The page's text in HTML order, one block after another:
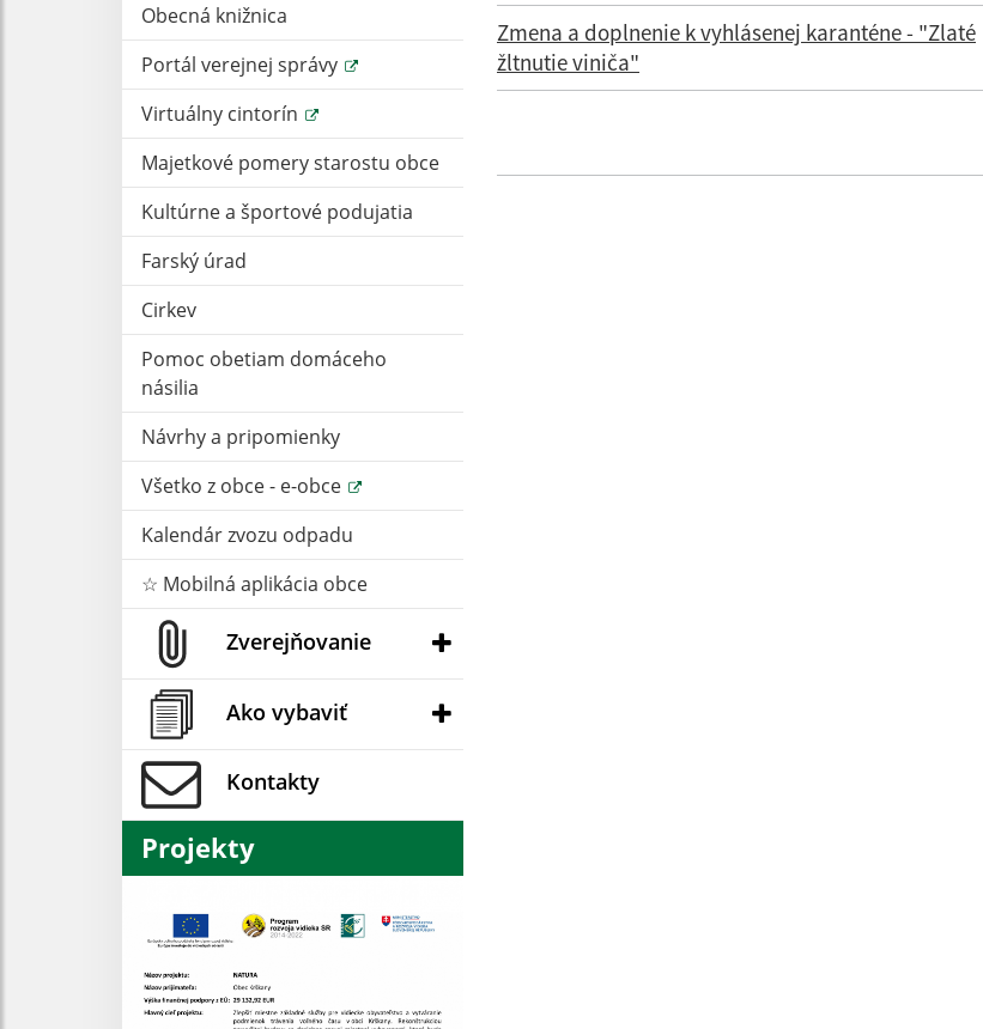
Obecná knižnica
Portál verejnej správy
Virtuálny cintorín
Majetkové pomery starostu obce
Kultúrne a športové podujatia
Farský úrad
Cirkev
Pomoc obetiam domáceho
násilia
Návrhy a pripomienky
Všetko z obce - e-obce
Kalendár zvozu odpadu
☆ Mobilná aplikácia obce
Zverejňovanie
Ako vybaviť
Kontakty
Projekty
Zmena a doplnenie k vyhlásenej karanténe - "Zlaté
žltnutie viniča"